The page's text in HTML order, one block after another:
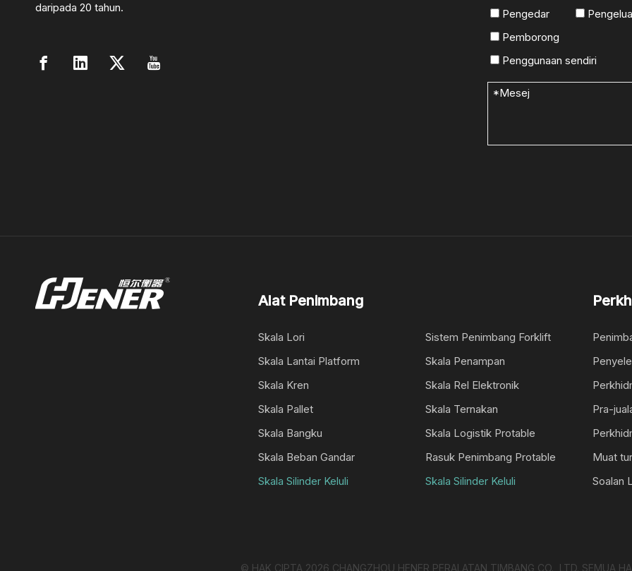
daripada 20 tahun.
Pengedar
Pemborong
Penggunaan sendiri
Alat Penimbang
Skala Lori
Skala Lantai Platform
Skala Kren
Skala Pallet
Skala Bangku
Skala Beban Gandar
Skala Silinder Keluli
Sistem Penimbang Forklift
Skala Penampan
Skala Rel Elektronik
Skala Ternakan
Skala Logistik Protable
Rasuk Penimbang Protable
Skala Silinder Keluli
Pra-
Muat
Soalan
© HAK CIPTA 2026 CHANGZHOU HENER PERALATAN TIMBANG CO., LTD. SEMUA